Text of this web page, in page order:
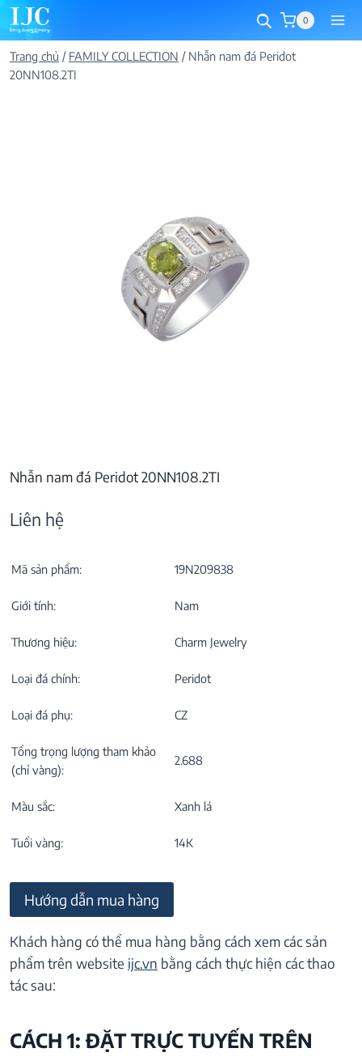
Skip
to
content
0
Trang chủ / FAMILY COLLECTION / Nhẫn nam đá Peridot
20NN108.2TI
Nhẫn nam đá Peridot 20NN108.2TI
Liên hệ
Mã sản phẩm: 19N209838
Giới tính: Nam
Thương hiệu: Charm Jewelry
Loại đá chính: Peridot
Loại đá phụ: CZ
Tổng trọng lượng tham khảo
(chỉ vàng):
2.688
Màu sắc: Xanh lá
Tuổi vàng: 14K
Hướng dẫn mua hàng
Khách hàng có thể mua hàng bằng cách xem các sản
phẩm trên website ijc.vn bằng cách thực hiện các thao
tác sau:
CÁCH 1: ĐẶT TRỰC TUYẾN TRÊN